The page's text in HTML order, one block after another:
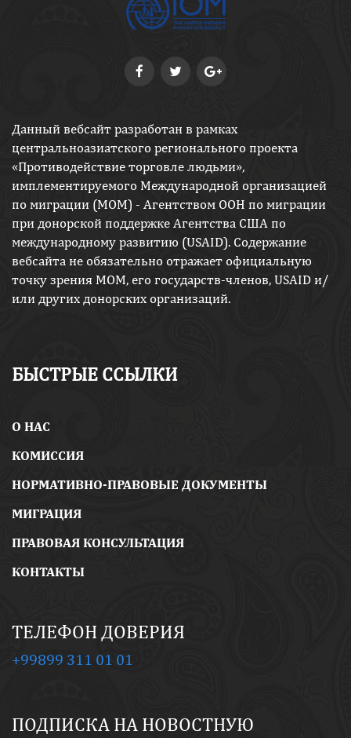
Данный вебсайт разработан в рамках
центральноазиатского регионального проекта
«Противодействие торговле людьми»,
имплементируемого Международной организацией
по миграции (МОМ) - Агентством ООН по миграции
при донорской поддержке Агентства США по
международному развитию (USAID). Содержание
вебсайта не обязательно отражает официальную
точку зрения МОМ, его государств-членов, USAID и/
или других донорских организаций.
БЫСТРЫЕ ССЫЛКИ
O НАС
КОМИССИЯ
НОРМАТИВНО-ПРАВОВЫЕ ДОКУМЕНТЫ
МИГРАЦИЯ
ПРАВОВАЯ КОНСУЛЬТАЦИЯ
КОНТАКТЫ
ТЕЛЕФОН ДОВЕРИЯ
+99899 311 01 01
ПОДПИСКА НА НОВОСТНУЮ